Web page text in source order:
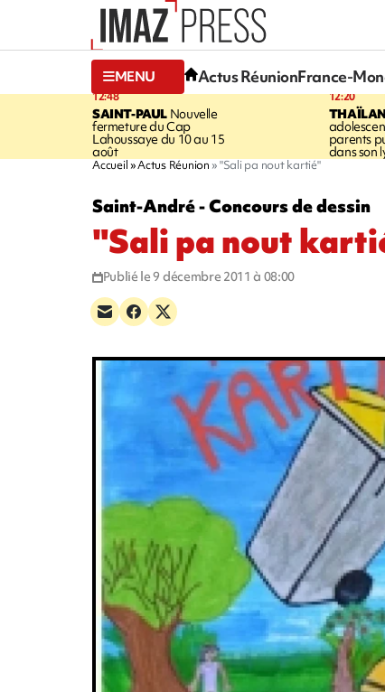
MENU Actus RéunionFrance-
12:48
SAINT-PAUL Nouvelle
fermeture du Cap
Lahoussaye du 10 au 15
août
12:20
parents
dans son
Accueil Actus Réunion "Sali pa nout kartié"
Saint-André - Concours de dessin
"Sali pa nout
Publié le 9 décembre 2011 à 08:00